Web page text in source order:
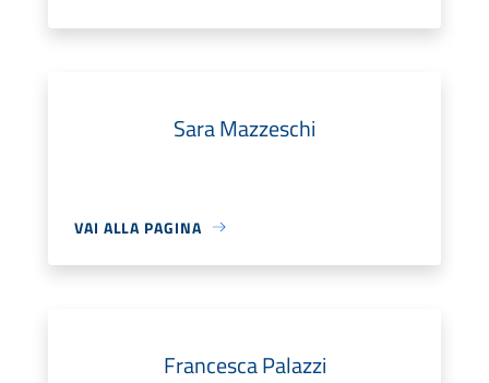
Sara Mazzeschi
VAI ALLA PAGINA
Francesca Palazzi